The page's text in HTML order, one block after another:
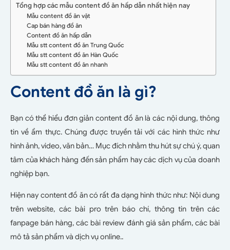
Tổng hợp các mẫu content đồ ăn hấp dẫn nhất hiện nay
Mẫu content đồ ăn vặt
Cap bán hàng đồ ăn
Content đồ ăn hấp dẫn
Mẫu stt content đồ ăn Trung Quốc
Mẫu stt content đồ ăn Hàn Quốc
Mẫu stt content đồ ăn nhanh
Content đồ ăn là gì?
Bạn có thể hiểu đơn giản content đồ ăn là các nội dung, thông
tin về ẩm thực. Chúng được truyền tải với các hình thức như
hình ảnh, video, văn bản… Mục đích nhằm thu hút sự chú ý, quan
tâm của khách hàng đến sản phẩm hay các dịch vụ của doanh
nghiệp bạn.
Hiện nay content đồ ăn có rất đa dạng hình thức như: Nội dung
trên website, các bài pro trên báo chí, thông tin trên các
fanpage bán hàng, các bài review đánh giá sản phẩm, các bài
mô tả sản phẩm và dịch vụ online..